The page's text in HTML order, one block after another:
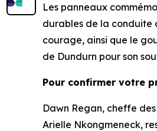
Les panneaux
durables de la conduite
courage, ainsi que le
de Dundurn pour son
Pour confirmer votre
Dawn Regan, cheffe
Arielle Nkongmeneck,